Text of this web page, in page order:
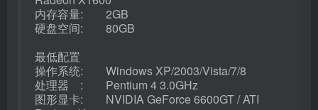
内存容量: 2GB
硬盘空间: 80GB
最低配置
操作系统: Windows XP/2003/Vista/7/8
处理器 : Pentium 4 3.0GHz
图形显卡: NVIDIA GeForce 6600GT / ATI